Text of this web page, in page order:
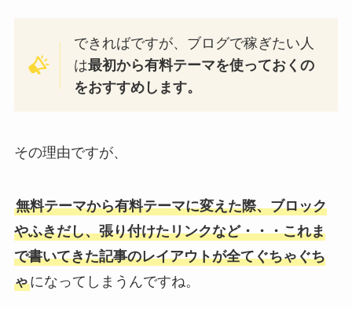
できればですが、ブログで稼ぎたい人
は最初から有料テーマを使っておくの
をおすすめします。
その理由ですが、
無料テーマから有料テーマに変えた際、ブロック
やふきだし、張り付けたリンクなど・・・これま
で書いてきた記事のレイアウトが全てぐちゃぐち
ゃになってしまうんですね。